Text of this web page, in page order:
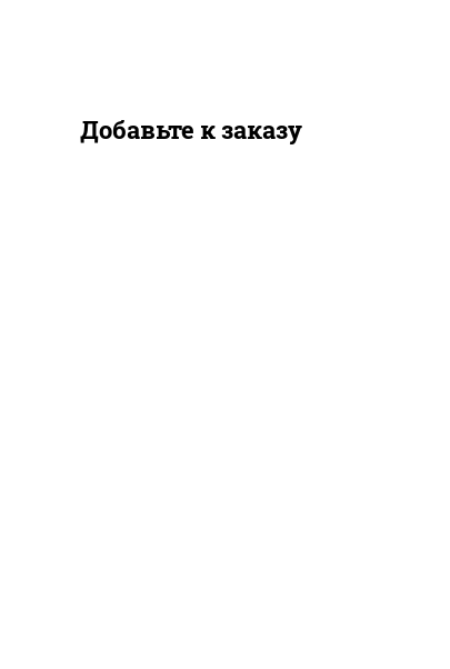
Добавьте к заказу